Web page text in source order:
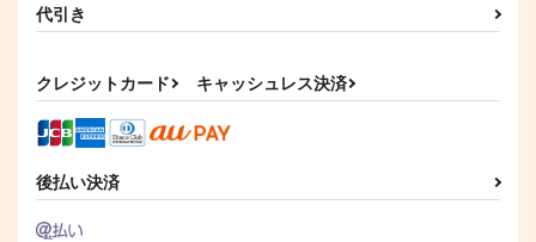
観用無限 參
472円（税込）
無限
観用素体の見し夢は黄
代引き
クレジットカード キャッシュレス決済
後払い決済